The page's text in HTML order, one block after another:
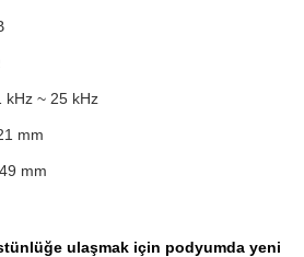
kHz ~ 25 kHz
mm
mm
ulaşmak için podyumda yeni